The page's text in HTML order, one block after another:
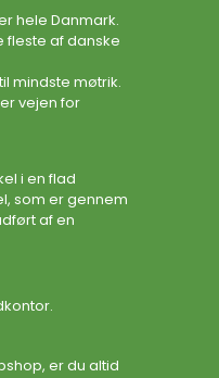
hele Danmark.
fleste af danske
mindste møtrik.
vejen for
i en flad
som er gennem
af en
er du altid